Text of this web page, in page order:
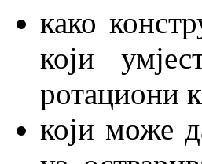
како
који
ротациони
који може